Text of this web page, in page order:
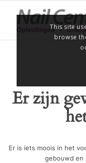
Er zijn
Er is iets moois in het
gebouwd en
This site
browse